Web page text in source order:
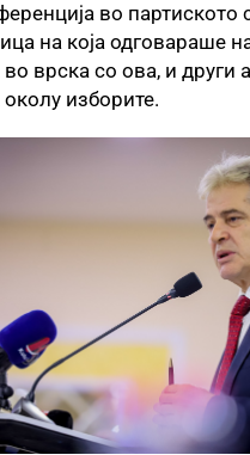
во партиското
на која одговараше
врска со ова, и други
изборите.